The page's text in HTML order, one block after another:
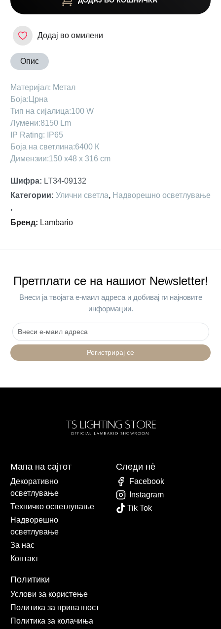
Додај во омилени
Опис
Maтеријал: Метал
Боја:Црна
Тип на сијалица:100 W
Лумени:8150 Lm
IP Rating: IP65
Боја на светлина:6400 К
Димензии:150 x48 х 316 cm
Шифра: LT34-09132
Категории: Улични светла, Надворешно осветлување
,
Бренд: Lambario
Претплати се на нашиот Newsletter!
Внеси ја твојата е-маил адреса и добивај ги најновите
информации.
Регистрирај се
Мапа на сајтот
Декоративно
осветлување
Техничко осветлување
Надворешно
осветлување
За нас
Контакт
Политики
Услови за користење
Политика за приватност
Политика за колачиња
Следи нè
Facebook
Instagram
Tik Tok